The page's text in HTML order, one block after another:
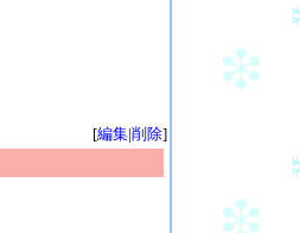
[編集|削除]